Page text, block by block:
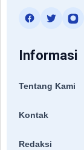
Informasi
Tentang Kami
Kontak
Redaksi